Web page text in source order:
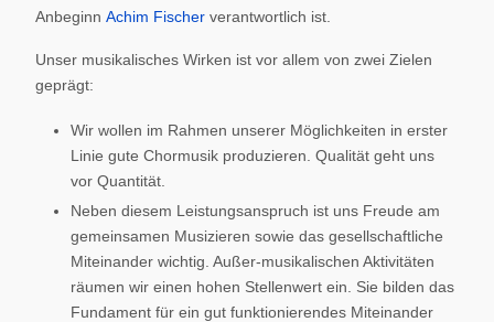
Anbeginn Achim Fischer verantwortlich ist.
Unser musikalisches Wirken ist vor allem von zwei Zielen
geprägt:
Wir wollen im Rahmen unserer Möglichkeiten in erster
Linie gute Chormusik produzieren. Qualität geht uns
vor Quantität.
Neben diesem Leistungsanspruch ist uns Freude am
gemeinsamen Musizieren sowie das gesellschaftliche
Miteinander wichtig. Außer-musikalischen Aktivitäten
räumen wir einen hohen Stellenwert ein. Sie bilden das
Fundament für ein gut funktionierendes Miteinander